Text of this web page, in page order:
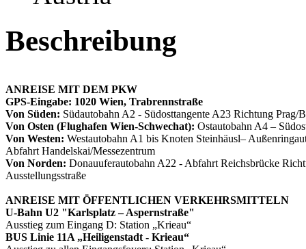
Beschreibung
ANREISE MIT DEM PKW
GPS-Eingabe: 1020 Wien, Trabrennstraße
Von Süden: Südautobahn A2 - Südosttangente A23 Richtung
Von Osten (Flughafen Wien-Schwechat): Ostautobahn A4 –
Von Westen: Westautobahn A1 bis Knoten Steinhäusl–
Abfahrt Handelskai/Messezentrum
Von Norden: Donauuferautobahn A22 - Abfahrt Reichsbrücke
Ausstellungsstraße
ANREISE MIT ÖFFENTLICHEN VERKEHRSMITTELN
U-Bahn U2 "Karlsplatz – Aspernstraße"
Ausstieg zum Eingang D: Station „Krieau“
BUS Linie 11A „Heiligenstadt - Krieau“